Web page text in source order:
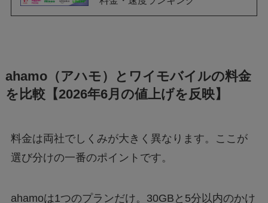
ahamo（アハモ）とワイモバイルの料金
を比較【2026年6月の値上げを反映】
料金は両社でしくみが大きく異なります。ここが
選び分けの一番のポイントです。
ahamoは1つのプランだけ。30GBと5分以内のかけ